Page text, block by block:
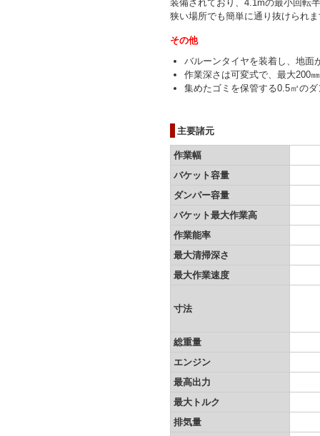
装備されており、4.1mの最小回転
狭い場所でも簡単に通り抜けられ
その他
バルーンタイヤを装着し、地面
作業深さは可変式で、最大200
集めたゴミを保管する0.5㎥の
主要諸元
作業幅
バケット容量
ダンパー容量
バケット最大作業高
作業能率
最大清掃深さ
最大作業速度
寸法
総重量
エンジン
最高出力
最大トルク
排気量